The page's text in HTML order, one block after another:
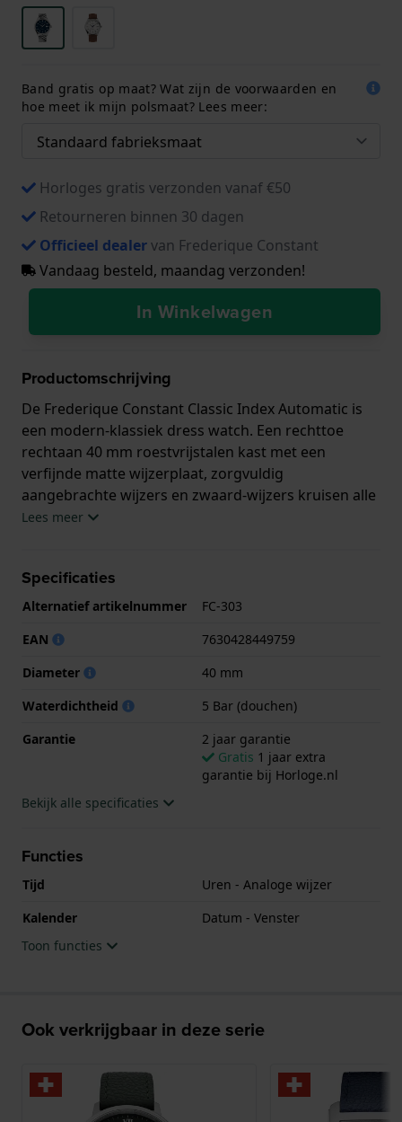
Band gratis op maat? Wat zijn de voorwaarden en
hoe meet ik mijn polsmaat? Lees meer:
Horloges gratis verzonden vanaf €50
Retourneren binnen 30 dagen
Officieel dealervan Frederique Constant
Vandaag besteld, maandag verzonden!
In Winkelwagen
Productomschrijving
De Frederique Constant Classic Index Automatic is
een modern-klassiek dress watch. Een rechttoe
rechtaan 40 mm roestvrijstalen kast met een
verfijnde matte wijzerplaat, zorgvuldig
aangebrachte wijzers en zwaard-wijzers kruisen alle
juiste vakjes aan. Op het eerste gezicht een
FC-303 uurwerk (gebaseerd op de Sellita SW200-1)
met 26 juwelen en 38 uur gangreserve. Het is een
gebruik.
Dit Frederique Constant horloge heeft een kast
gemaakt van Roestvrijstaal met een diameter van 40
kast bevindt zich een Sellita kwaliteitsuurwerk en is
Het horloge is 5ATM. Dit betekent dat het horloge
horloge geleverd met 2 jaar garantie.
Lees meer
Specificaties
Alternatief artikelnummer
FC-303
EAN
7630428449759
Diameter
40 mm
Waterdichtheid
5 Bar (douchen)
Garantie
2 jaar garantie
Gratis 1 jaar extra
garantie bij Horloge.nl
Bekijk alle specificaties
Functies
Tijd
Uren - Analoge wijzer
Kalender
Datum - Venster
Toon functies
Ook verkrijgbaar in deze serie